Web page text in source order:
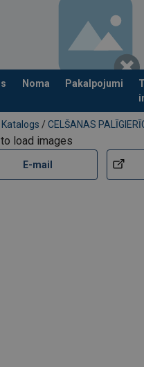
Noma Pakalpojumi
jūsu pasūtījumam
Katalogs / CELŠANAS
E-mail